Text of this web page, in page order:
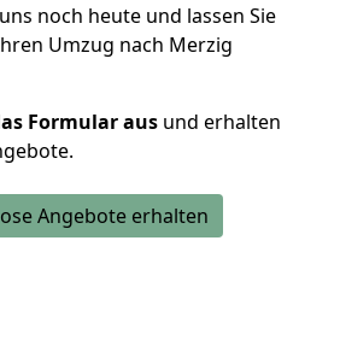
noch heute und lassen Sie
Umzug nach Merzig
Formular aus und erhalten
Angebote erhalten